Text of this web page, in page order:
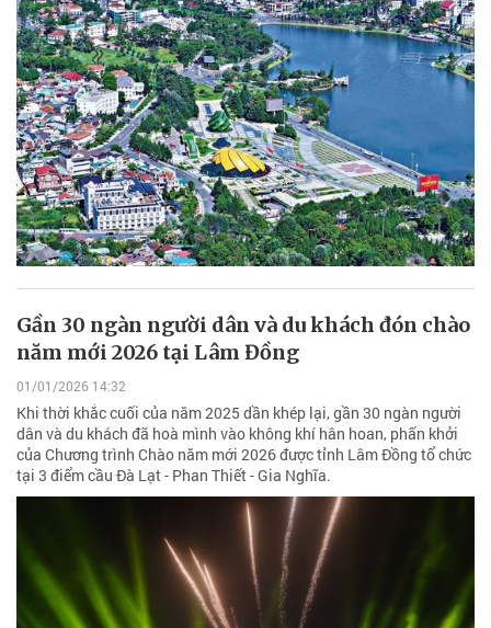
Gần 30 ngàn người dân và du khách đón chào
năm mới 2026 tại Lâm Đồng
01/01/2026 14:32
Khi thời khắc cuối của năm 2025 dần khép lại, gần 30 ngàn người
dân và du khách đã hoà mình vào không khí hân hoan, phấn khởi
của Chương trình Chào năm mới 2026 được tỉnh Lâm Đồng tổ chức
tại 3 điểm cầu Đà Lạt - Phan Thiết - Gia Nghĩa.